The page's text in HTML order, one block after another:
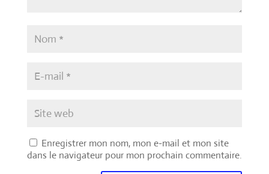
Enregistrer mon nom, mon e-mail et mon site
dans le navigateur pour mon prochain commentaire.